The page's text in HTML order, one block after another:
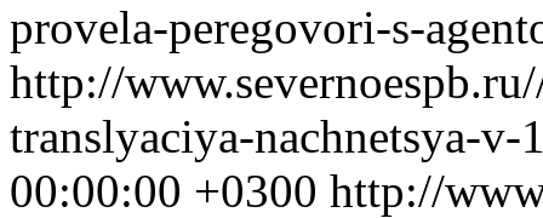
provela-peregovori-s-
http://
translyaciya-nachnetsya-
00:00:00 +0300 http://